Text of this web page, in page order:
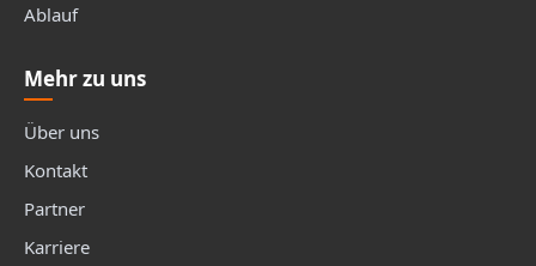
Ablauf
Mehr zu uns
Über uns
Kontakt
Partner
Karriere